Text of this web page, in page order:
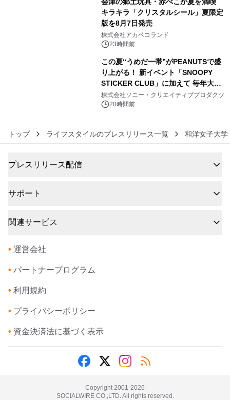
キラキラ「クリスタルシール」夏限定
版を8月7日発売
株式会社アカベコランド
23時間前
この夏“うめだ一帯”がPEANUTSで盛
り上がる！ 新イベント「SNOOPY
STICKER CLUB」に加えて 毎年大好
評阪急の「うめだスヌーピーフェステ
ィバル」、 グラングリーン大阪 ショ
初開催！
株式会社ソニー・クリエイティブプロダクツ
20時間前
トップ ライフスタイルのプレスリリース一覧 和洋女子大学
プレスリリース配信
サポート
関連サービス
• 運営会社
• パートナープログラム
• 利用規約
• プライバシーポリシー
• 資金決済法に基づく表示
Copyright 2001-2026
SOCIALWIRE CO.,LTD. All rights reserved.